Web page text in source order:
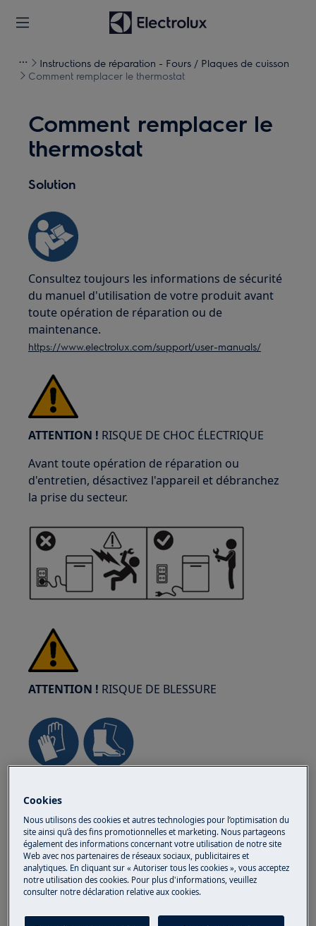
Instructions de réparation - Fours / Plaques de cuisson
Comment remplacer le thermostat
Comment remplacer le
thermostat
Solution
Consultez toujours les informations de sécurité
du manuel d'utilisation de votre produit avant
toute opération de réparation ou de
maintenance.
https://www.electrolux.com/support/user-manuals/
ATTENTION ! RISQUE DE CHOC ÉLECTRIQUE
Avant toute opération de réparation ou
d'entretien, désactivez l'appareil et débranchez
la prise du secteur.
ATTENTION ! RISQUE DE BLESSURE
des appareils. Pour les appareils lourds, il est
plus sûr que deux personnes les déplacent.
Utilisez toujours des gants de sécurité et des
chaussures de sécurité. Portez des gants de
sécurité en tout temps pour vous protéger des
coupures dues aux bords tranchants.
Cookies
Nous utilisons des cookies et autres technologies pour l’optimisation du
site ainsi qu’à des fins promotionnelles et marketing. Nous partageons
également des informations concernant votre utilisation de notre site
Web avec nos partenaires de réseaux sociaux, publicitaires et
analytiques. En cliquant sur « Autoriser tous les cookies », vous acceptez
notre utilisation des cookies. Pour plus d'informations, veuillez
consulter notre déclaration relative aux cookies.